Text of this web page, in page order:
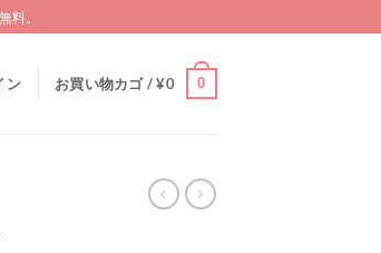
料。
ン お買い物カゴ /¥0 0